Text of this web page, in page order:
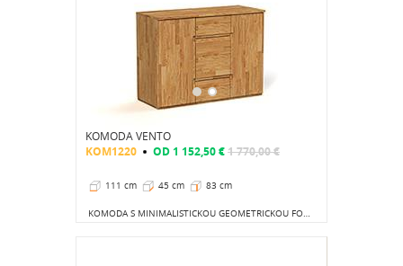
KOMODA VENTO
KOM1220 OD1 152,50 €1 770,00 €
111 cm 45 cm 83 cm
KOMODA S MINIMALISTICKOU GEOMETRICKOU FORMOU